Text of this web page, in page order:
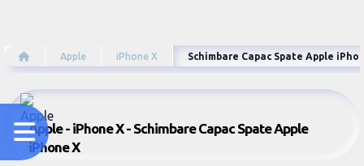
Apple iPhone X Schimbare Capac Spate Apple
Apple - iPhone X - Schimbare Capac Spate Apple
iPhone X